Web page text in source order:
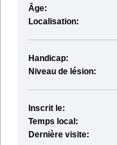
Âge:
Localisation:
Handicap:
Niveau de lésion:
Inscrit le:
Temps local:
Dernière visite: